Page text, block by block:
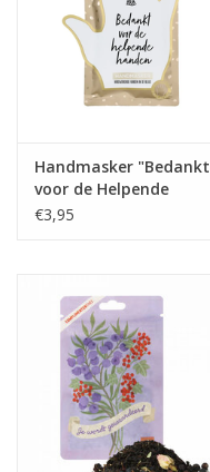
Handmasker "Bedankt
voor de Helpende
Handen" - 100% Leuk
€3,95